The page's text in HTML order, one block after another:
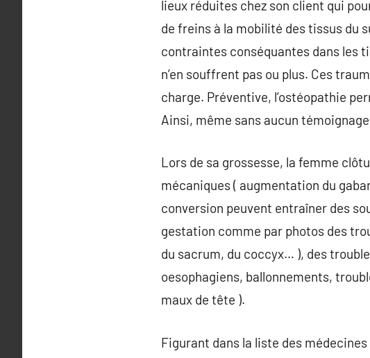
lieux réduites chez son client qui
de freins à la mobilité des tissus du
contraintes conséquantes dans les
n’en souffrent pas ou plus. Ces
charge. Préventive, l’ostéopathie
Ainsi, même sans aucun
Lors de sa grossesse, la femme
mécaniques ( augmentation du
conversion peuvent entraîner des
gestation comme par photos des
du sacrum, du coccyx… ), des
oesophagiens, ballonnements,
maux de tête ).
Figurant dans la liste des